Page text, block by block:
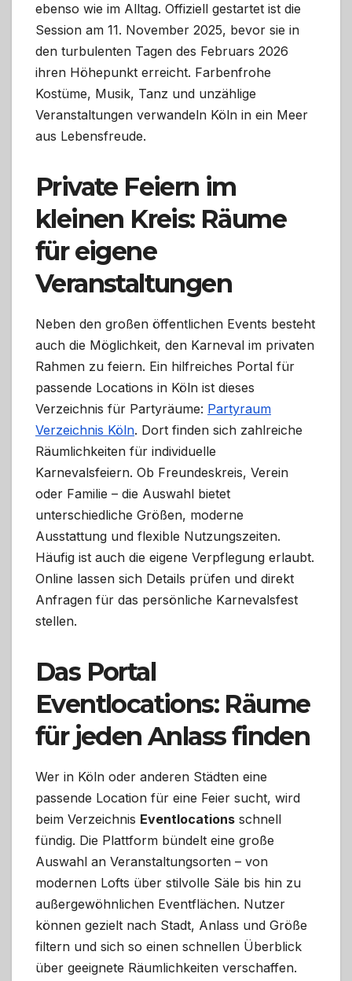
ebenso wie im Alltag. Offiziell gestartet ist die
Session am 11. November 2025, bevor sie in
den turbulenten Tagen des Februars 2026
ihren Höhepunkt erreicht. Farbenfrohe
Kostüme, Musik, Tanz und unzählige
Veranstaltungen verwandeln Köln in ein Meer
aus Lebensfreude.
Private Feiern im
kleinen Kreis: Räume
für eigene
Veranstaltungen
Neben den großen öffentlichen Events besteht
auch die Möglichkeit, den Karneval im privaten
Rahmen zu feiern. Ein hilfreiches Portal für
passende Locations in Köln ist dieses
Verzeichnis für Partyräume: Partyraum
Verzeichnis Köln. Dort finden sich zahlreiche
Räumlichkeiten für individuelle
Karnevalsfeiern. Ob Freundeskreis, Verein
oder Familie – die Auswahl bietet
unterschiedliche Größen, moderne
Ausstattung und flexible Nutzungszeiten.
Häufig ist auch die eigene Verpflegung erlaubt.
Online lassen sich Details prüfen und direkt
Anfragen für das persönliche Karnevalsfest
stellen.
Das Portal
Eventlocations: Räume
für jeden Anlass finden
Wer in Köln oder anderen Städten eine
passende Location für eine Feier sucht, wird
beim Verzeichnis Eventlocations schnell
fündig. Die Plattform bündelt eine große
Auswahl an Veranstaltungsorten – von
modernen Lofts über stilvolle Säle bis hin zu
außergewöhnlichen Eventflächen. Nutzer
können gezielt nach Stadt, Anlass und Größe
filtern und sich so einen schnellen Überblick
über geeignete Räumlichkeiten verschaffen.